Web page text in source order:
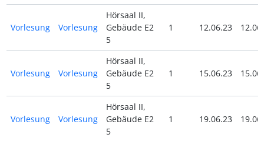
Vorlesung Vorlesung
Hörsaal II,
Gebäude E2
5
1 12.06.23
Vorlesung Vorlesung
Hörsaal II,
Gebäude E2
5
1 15.06.23
Vorlesung Vorlesung
Hörsaal II,
Gebäude E2
5
1 19.06.23